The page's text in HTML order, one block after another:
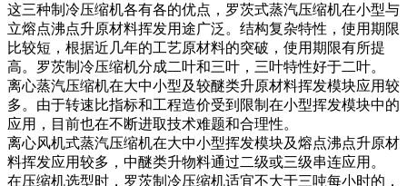
这三种制冷压缩机各有各的优点，罗茨式蒸汽压缩机在小型与
立熔点沸点升原材料挥发用途广泛。结构复杂特性，使用期限
比较短，根据近几年的工艺原材料的突破，使用期限有所提
高。罗茨制冷压缩机分成二叶和三叶，三叶特性好于二叶。
离心蒸汽压缩机在大中小型及较醚类升原材料挥发模块应用较
多。由于转速比指标和工程造价受到限制在小型挥发模块中的
应用，目前也在不断进取技术难题和合理性。
离心风机式蒸汽压缩机在大中小型挥发模块及熔点沸点升原材
料挥发应用较多，中醚类升物料通过二级或三级串连应用。
在压缩机选型时，罗茨制冷压缩机适宜不大于三吨每小时的，